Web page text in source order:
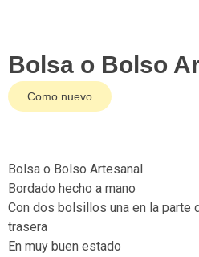
Bolsa o Bolso
Como nuevo
Bolsa o Bolso Artesanal
Bordado hecho a mano
Con dos bolsillos una en la parte
trasera
En muy buen estado